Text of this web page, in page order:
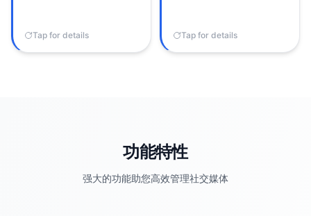
Tap for detailsTap to flip back Tap for detailsTap to flip back
功能特性
强大的功能助您高效管理社交媒体